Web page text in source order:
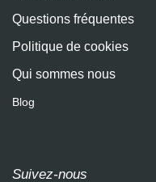
Questions fréquentes
Politique de cookies
Qui sommes nous
Blog
Suivez-nous